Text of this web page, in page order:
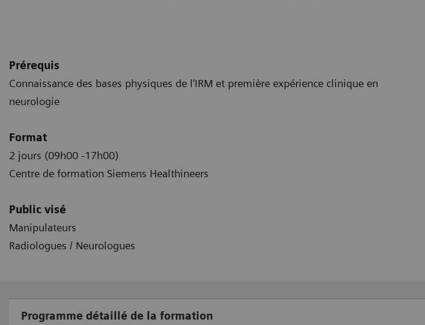
Prérequis
Connaissance des bases physiques de l’IRM et première expérience clinique en
neurologie
Format
2 jours (09h00 -17h00)
Centre de formation Siemens Healthineers
Public visé
Manipulateurs
Radiologues / Neurologues
Programme détaillé de la formation